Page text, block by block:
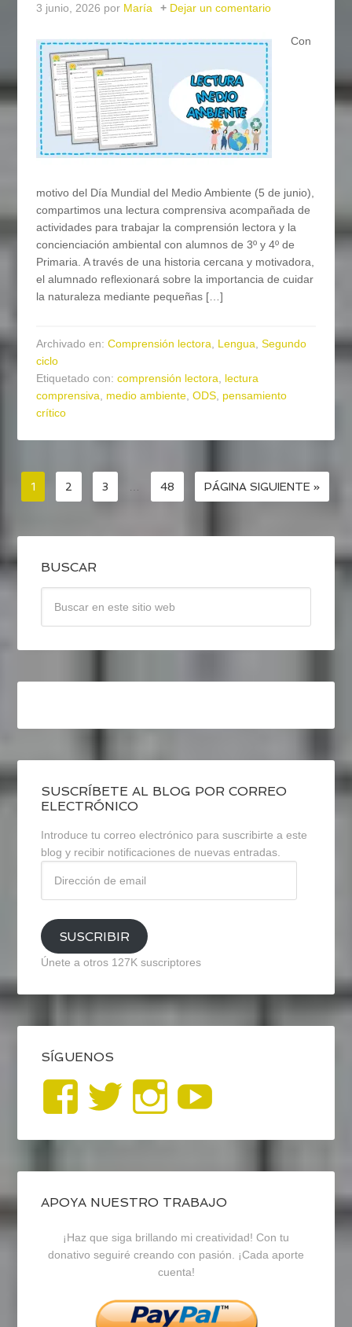
3 junio, 2026 por María Dejar un comentario
Con
motivo del Día Mundial del Medio Ambiente (5 de junio),
compartimos una lectura comprensiva acompañada de
actividades para trabajar la comprensión lectora y la
concienciación ambiental con alumnos de 3º y 4º de
Primaria. A través de una historia cercana y motivadora,
el alumnado reflexionará sobre la importancia de cuidar
la naturaleza mediante pequeñas […]
Archivado en:Comprensión lectora, Lengua,Segundo
ciclo
Etiquetado con:comprensión lectora, lectura
comprensiva, medio ambiente,ODS, pensamiento
crítico
1 2 3 … 48 PÁGINA SIGUIENTE »
BUSCAR
SUSCRÍBETE AL BLOG POR CORREO
ELECTRÓNICO
Introduce tu correo electrónico para suscribirte a este
blog y recibir notificaciones de nuevas entradas.
email
SUSCRIBIR
Únete a otros 127K suscriptores
SÍGUENOS
Ver
perfil
de
blogrecursosep
en
Facebook
Ver
perfil
de
recursosep
en
Twitter
Ver
perfil
de
recursosep
en
Instagram
APOYA NUESTRO TRABAJO
¡Haz que siga brillando mi creatividad! Con tu
donativo seguiré creando con pasión. ¡Cada aporte
cuenta!